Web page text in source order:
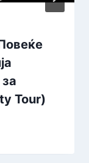
Tour)